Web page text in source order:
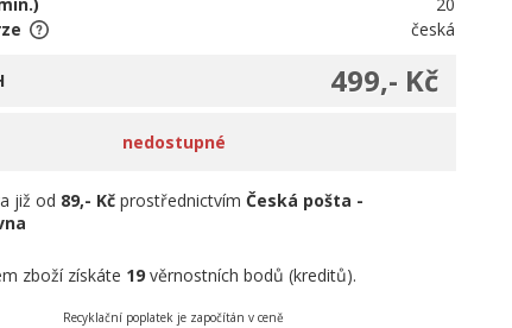
20
česká
499,- Kč
nedostupné
již od 89,- Kč prostřednictvímČeská pošta -
zboží získáte 19 věrnostních bodů (kreditů).
Recyklační poplatek je započítán v ceně